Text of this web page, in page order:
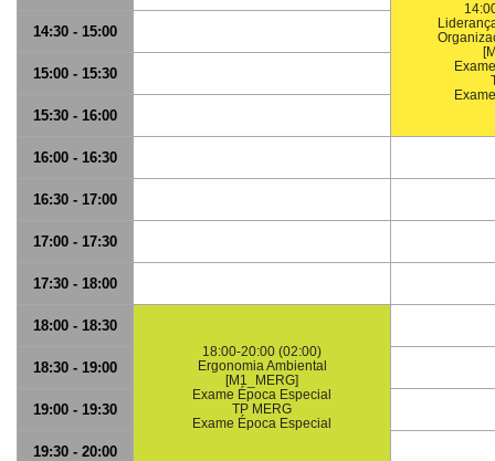
14:30 - 15:00
15:00 - 15:30
15:30 - 16:00
16:00 - 16:30
16:30 - 17:00
17:00 - 17:30
17:30 - 18:00
18:00 - 18:30
18:00-20:00 (02:00)
Ergonomia Ambiental
[M1_MERG]
Exame Época Especial
TP MERG
Exame Época Especial
18:30 - 19:00
19:00 - 19:30
19:30 - 20:00